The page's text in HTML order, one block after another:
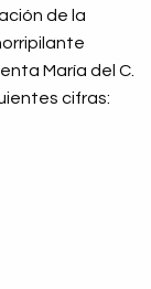
de la
María del C.
cifras: